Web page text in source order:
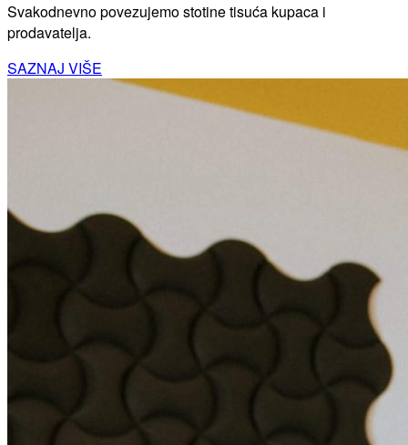
Svakodnevno povezujemo stotine tisuća kupaca i
prodavatelja.
SAZNAJ VIŠE